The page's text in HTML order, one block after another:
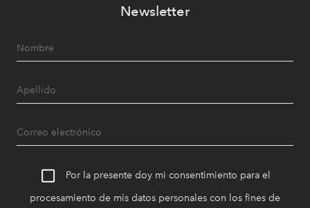
Newsletter
Por la presente doy mi consentimiento para el
procesamiento de mis datos personales con los fines de